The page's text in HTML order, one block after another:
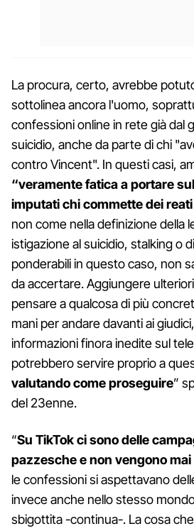
La procura, certo, avrebbe
sottolinea ancora l'uomo,
confessioni online in rete già dal
suicidio, anche da parte di chi
contro Vincent". In questi casi,
“veramente fatica a portare
imputati chi commette dei
non come nella definizione della
istigazione al suicidio, stalking o
ponderabili in questo caso, non
da accertare. Aggiungere
pensare a qualcosa di più
mani per andare davanti ai
informazioni finora inedite sul
potrebbero servire proprio a
valutando come proseguire”
del 23enne.
“Su TikTok ci sono delle
pazzesche e non vengono
le confessioni si aspettavano
invece anche nello stesso
sbigottita -continua-. La cosa